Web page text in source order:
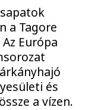
a Tagore
Európa
és
a vízen.